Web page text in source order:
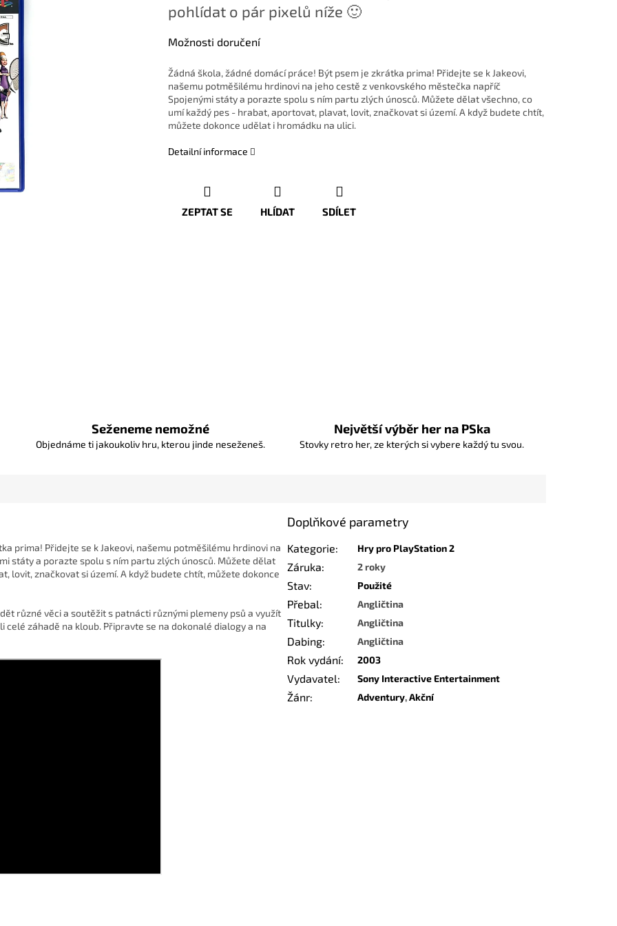
pohlídat o pár pixelů níže 🙂
Možnosti doručení
Žádná škola, žádné domácí práce! Být psem je zkrátka prima! Přidejte se k Jakeovi,
našemu potměšilému hrdinovi na jeho cestě z venkovského městečka napříč
Spojenými státy a porazte spolu s ním partu zlých únosců. Můžete dělat všechno, co
umí každý pes - hrabat, aportovat, plavat, lovit, značkovat si území.A když budete chtít,
můžete dokonce udělat i hromádku na ulici.
Detailní informace
ZEPTAT SE HLÍDAT SDÍLET
Seženeme nemožné
Objednáme ti jakoukoliv hru, kterou jinde neseženeš.
Největší výběr her na PSka
Stovky retro her, ze kterých si vybere každý tu svou.
prima! Přidejte se k Jakeovi, našemu potměšilému hrdinovi na
státy a porazte spolu s ním partu zlých únosců. Můžete dělat
lovit, značkovat si území. A když budete chtít, můžete dokonce
různé věci a soutěžit s patnácti různými plemeny psů a využít
záhadě na kloub. Připravte se na dokonalé dialogy a na
Doplňkové parametry
Kategorie: Hry pro PlayStation 2
Záruka: 2 roky
Stav: Použité
Přebal: Angličtina
Titulky: Angličtina
Dabing: Angličtina
Rok vydání: 2003
Vydavatel: Sony Interactive Entertainment
Žánr: Adventury,Akční